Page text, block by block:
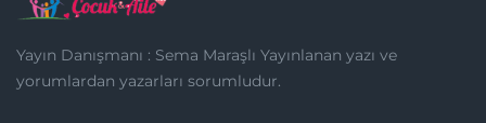
Yayın Danışmanı : Sema Maraşlı Yayınlanan yazı ve
yorumlardan yazarları sorumludur.